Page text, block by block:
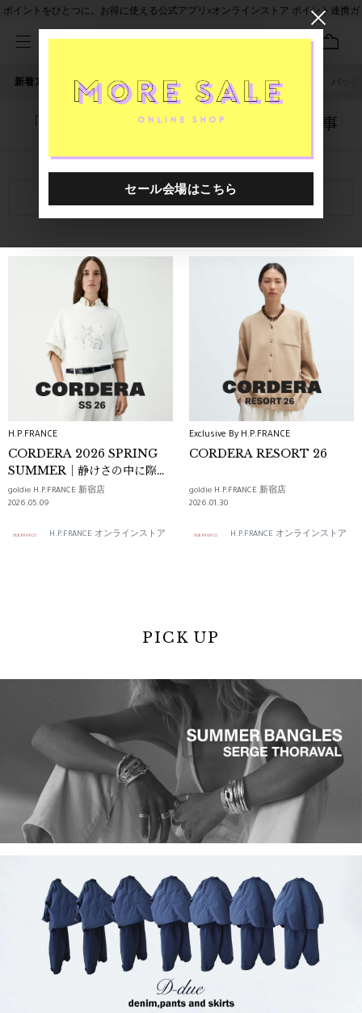
ポイントをひとつに。お得に使える公式アプリ×オンラインストア ポイント連携ガ
新着アイテム 人気ワード セール 40th限定 ピアス バッグ
「1038801.2610107.0022」に関する記事
関連キーワード
H.P.FRANCE
CORDERA 2026 SPRING
SUMMER｜静けさの中に際立
つ、モダンな造形
goldie H.P.FRANCE 新宿店
2026.05.09
H.P.FRANCE オンラインストア
Exclusive By H.P.FRANCE
CORDERA RESORT 26
goldie H.P.FRANCE 新宿店
2026.01.30
H.P.FRANCE オンラインストア
PICK UP